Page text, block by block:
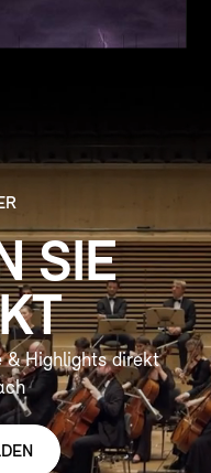
SIE
& Highlights direkt